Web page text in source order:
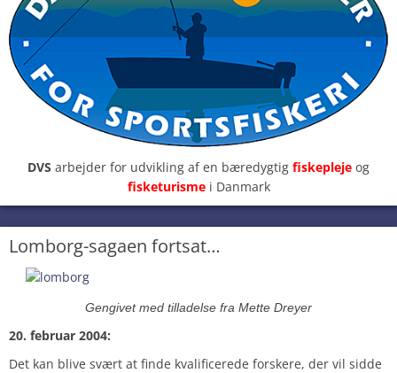
DVS arbejder for udvikling af en bæredygtig fiskepleje og
fisketurisme i Danmark
Lomborg-sagaen fortsat…
Gengivet med tilladelse fra Mette Dreyer
20. februar 2004:
Det kan blive svært at finde kvalificerede forskere, der vil sidde